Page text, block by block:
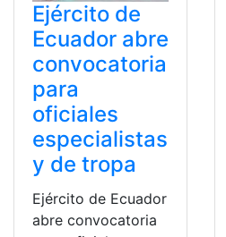
Ejército de
Ecuador abre
convocatoria
para
oficiales
especialistas
y de tropa
Ejército de Ecuador
abre convocatoria